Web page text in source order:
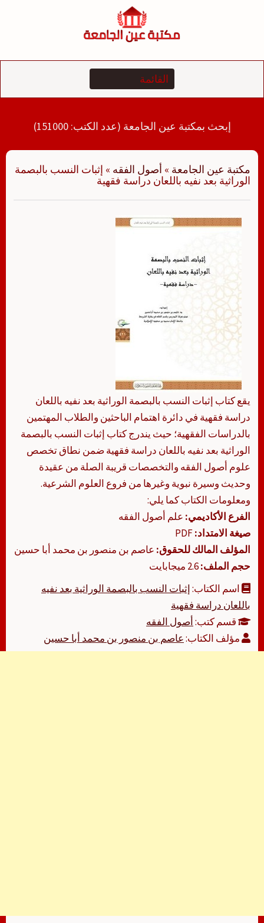
إبحث بمكتبة عين الجامعة (عدد الكتب: 151000)
مكتبة عين الجامعة » أصول الفقه » إثبات النسب بالبصمة
الوراثية بعد نفيه باللعان دراسة فقهية
يقع كتاب إثبات النسب بالبصمة الوراثية بعد نفيه باللعان
دراسة فقهية في دائرة اهتمام الباحثين والطلاب المهتمين
بالدراسات الفقهية؛ حيث يندرج كتاب إثبات النسب بالبصمة
الوراثية بعد نفيه باللعان دراسة فقهية ضمن نطاق تخصص
علوم أصول الفقه والتخصصات قريبة الصلة من عقيدة
وحديث وسيرة نبوية وغيرها من فروع العلوم الشرعية.
ومعلومات الكتاب كما يلي:
الفرع الأكاديمي: علم أصول الفقه
صيغة الامتداد:
المؤلف المالك للحقوق: عاصم بن منصور بن محمد أبا حسين
حجم الملف:
اسم الكتاب:إثبات النسب بالبصمة الوراثية بعد نفيه
باللعان دراسة فقهية
قسم كتب:أصول الفقه
مؤلف الكتاب:عاصم بن منصور بن محمد أبا حسين